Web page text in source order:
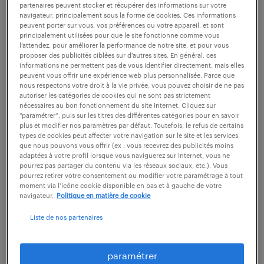
décès d'un salarié sur le chantier, vous êtes la
personne référente directement responsable.
Le travail de conducteur de travaux
correspond à votre envie de participer à des
projets d'envergure, qui nécessitent de
multiples compétences pour exister.
Découvrez quelles compétences et
qualifications vous devez acquérir pour
devenir conducteur de travaux.
partenaires peuvent stocker et récupérer des informations sur votre
navigateur, principalement sous la forme de cookies. Ces informations
peuvent porter sur vous, vos préférences ou votre appareil, et sont
principalement utilisées pour que le site fonctionne comme vous
l’attendez, pour améliorer la performance de notre site, et pour vous
proposer des publicités ciblées sur d’autres sites. En général, ces
informations ne permettent pas de vous identifier directement, mais elles
peuvent vous offrir une expérience web plus personnalisée. Parce que
nous respectons votre droit à la vie privée, vous pouvez choisir de ne pas
autoriser les catégories de cookies qui ne sont pas strictement
nécessaires au bon fonctionnement du site Internet. Cliquez sur
“paramétrer”, puis sur les titres des différentes catégories pour en savoir
plus et modifier nos paramètres par défaut. Toutefois, le refus de certains
types de cookies peut affecter votre navigation sur le site et les services
que nous pouvons vous offrir (ex : vous recevrez des publicités moins
adaptées à votre profil lorsque vous naviguerez sur Internet, vous ne
pourrez pas partager du contenu via les réseaux sociaux, etc.). Vous
pourrez retirer votre consentement ou modifier votre paramétrage à tout
moment via l’icône cookie disponible en bas et à gauche de votre
navigateur.
Politique en matière de cookie
Liste de nos partenaires
paramétrer